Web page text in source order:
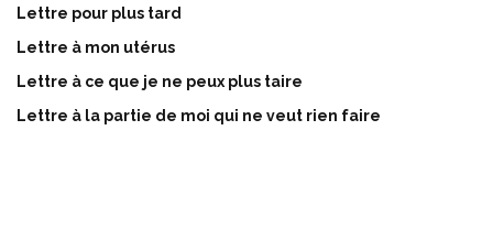
Lettre pour plus tard
Lettre à mon utérus
Lettre à ce que je ne peux plus taire
Lettre à la partie de moi qui ne veut rien faire